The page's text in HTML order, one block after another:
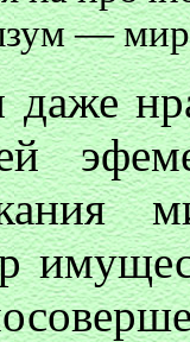
—
даже